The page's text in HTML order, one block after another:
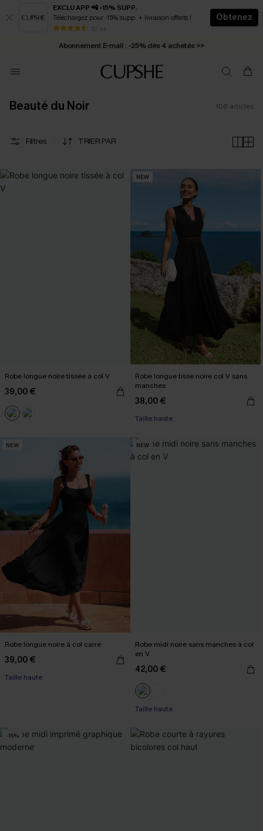
EXCLU APP 📲 -15% SUPP.
Téléchargez pour -15% supp. + livraison offerts !
50 k+
Obtenez
* Livraison éclair 2-3 jours ouvrés >>
Abonnement E-mail : -25% dès 4 achetés >>
Beauté du Noir 106 articles
Filtres TRIER PAR
Robe longue noire tissée à col V
39,00 €
NEW
Robe longue tissé noire col V sans
manches
38,00 €
Taille haute
NEW
Robe longue noire à col carré
39,00 €
Taille haute
NEW
Robe midi noire sans manches à col
en V
42,00 €
Taille haute
-15%